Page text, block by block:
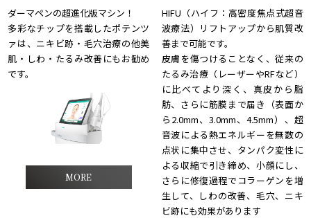
ダーマペンの超進化版マシン！
多彩なチップを搭載したポテンツ
ァは、ニキビ跡・毛穴治療の他美
肌・しわ・たるみ改善にもお勧め
です。
MORE
HIFU（ハイフ：高密度焦点式超音
波療法）リフトアップから肌質改
善まで可能です。
皮膚を傷つけることなく、従来の
たるみ治療（レーザーやRFなど）
に比べてより深く、真皮から脂
肪、さらに筋膜まで届き（表面か
ら2.0mm、3.0mm、4.5mm）、超
音波による熱エネルギーを無数の
点状に集中させ、タンパク変性に
よる収縮で引き締め、小顔にし、
さらに修復過程でコラーゲンを増
生して、しわの改善、毛穴、ニキ
ビ跡にも効果があります